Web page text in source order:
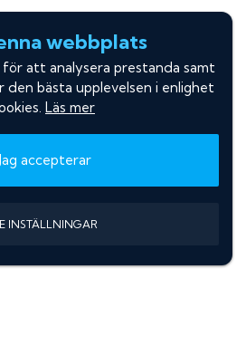
webbplats
för att analysera prestanda samt
den bästa upplevelsen i enlighet
Läs mer
Jag accepterar
INSTÄLLNINGAR